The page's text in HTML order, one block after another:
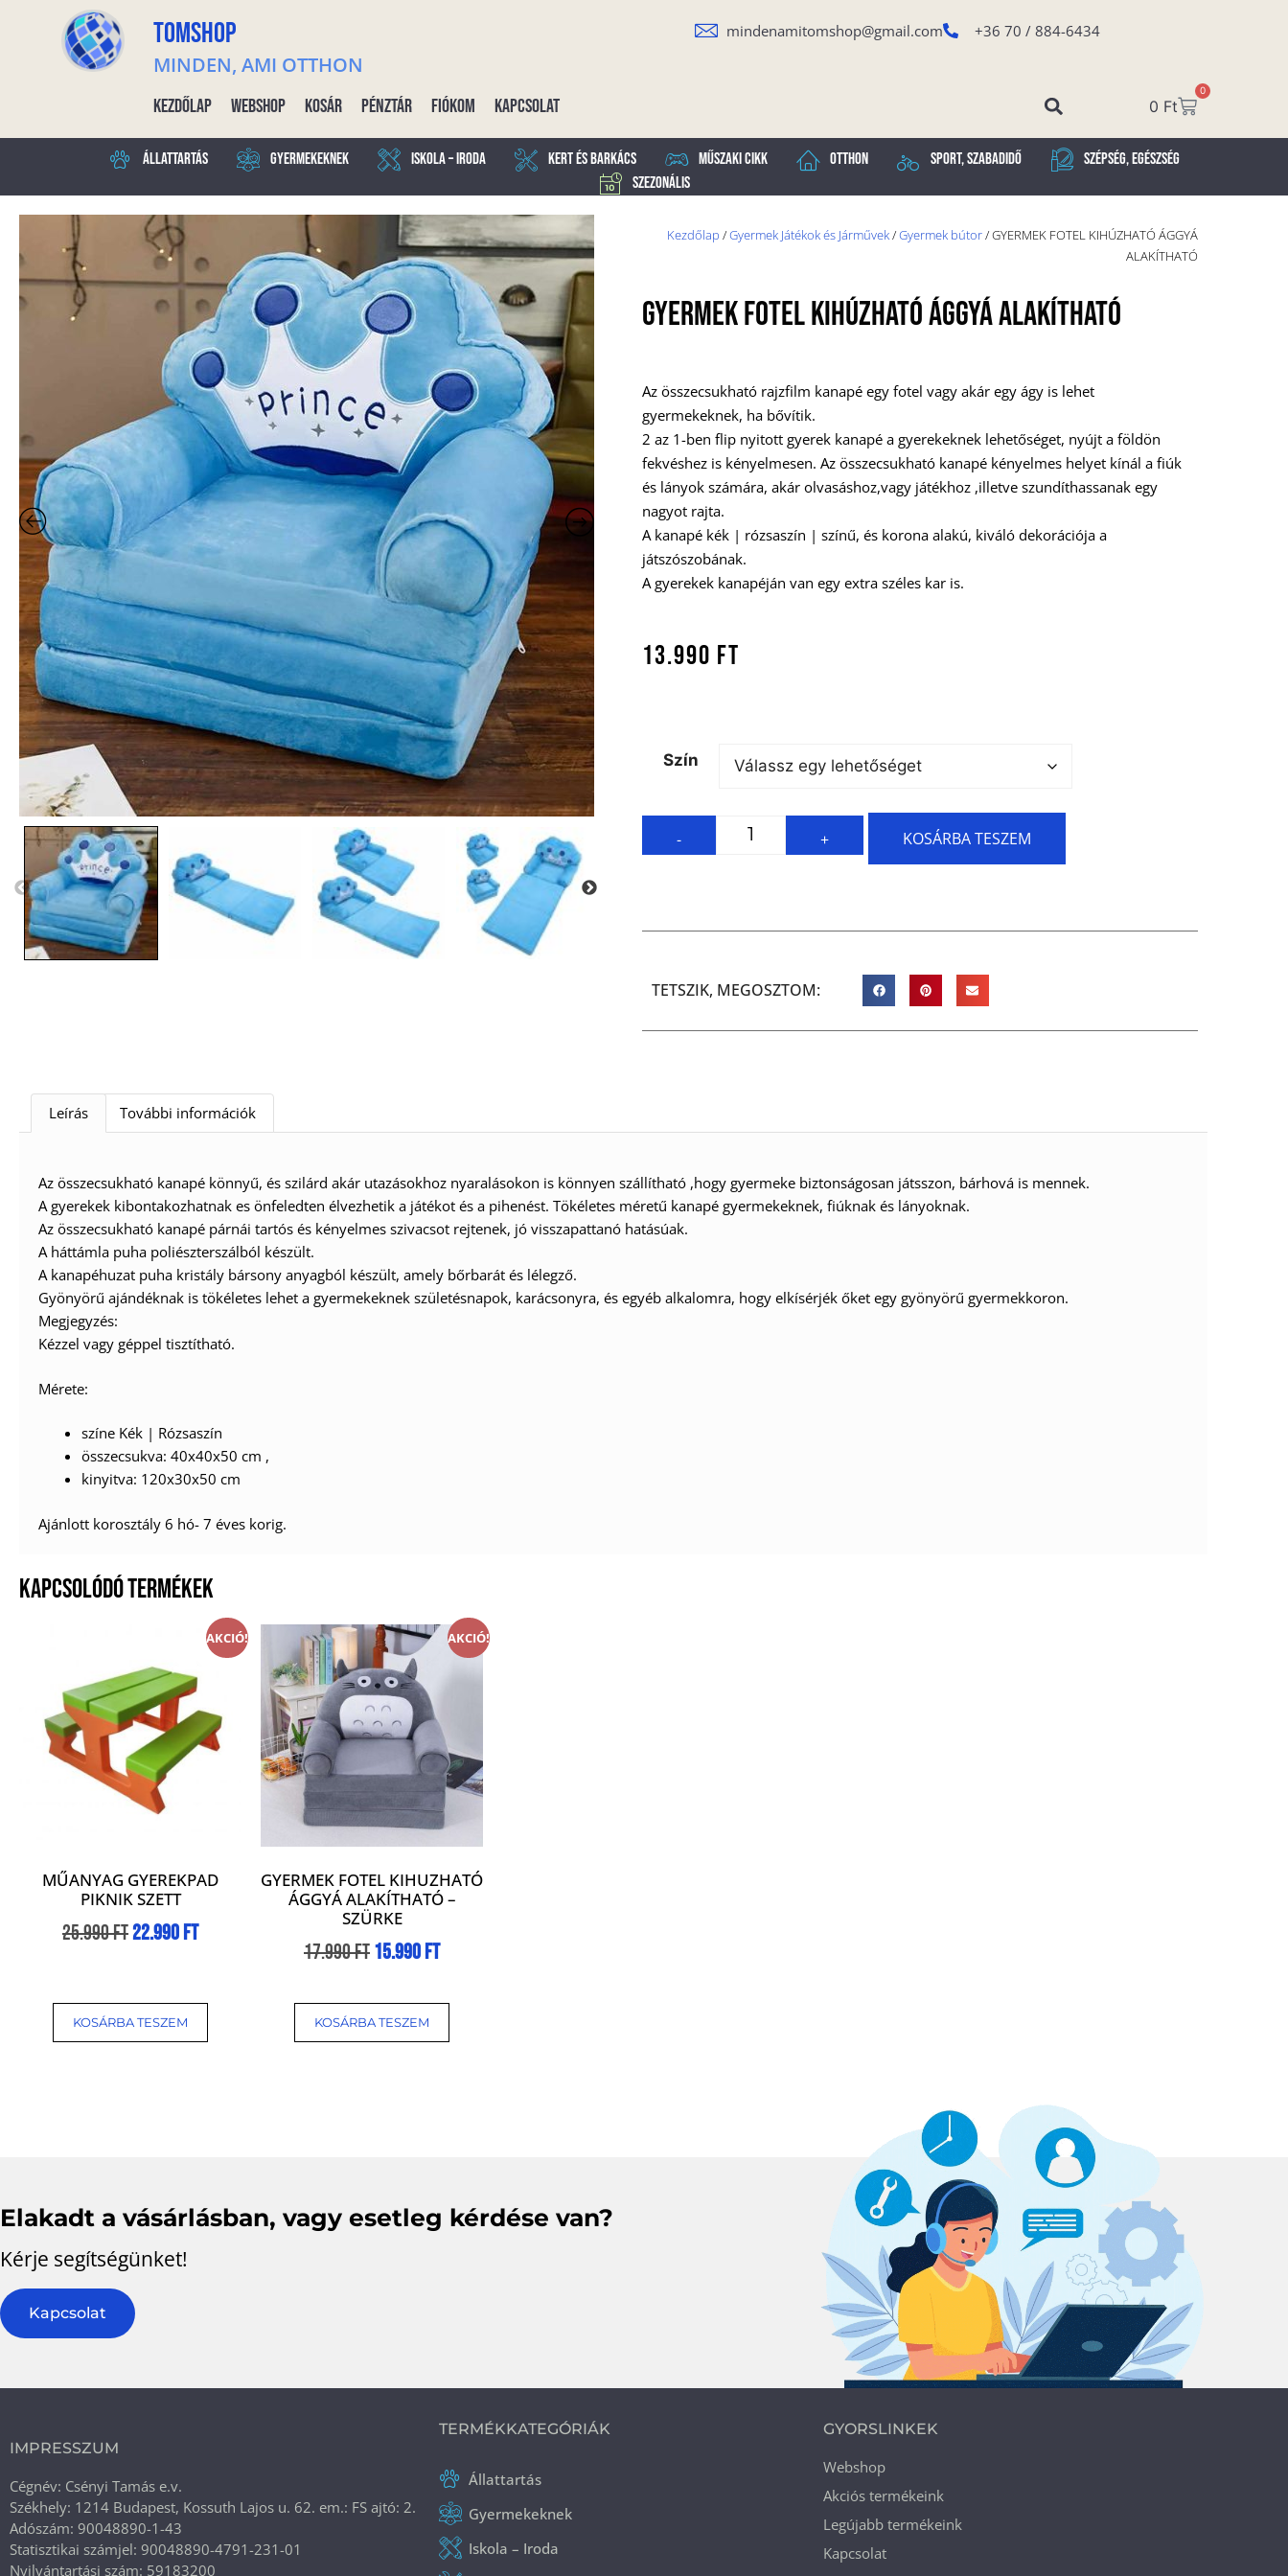
TOMSHOP
MINDEN, AMI OTTHON
mindenamitomshop@gmail.com +36 70 / 884-6434
Kezdőlap Webshop Kosár Pénztár Fiókom Kapcsolat 0 Ft
0
Állattartás Gyermekeknek Iskola – Iroda Kert és Barkács Műszaki cikk Otthon Sport, Szabadidő
Szépség, Egészség
Szezonális
Kezdőlap /Gyermek Játékok és Járművek/Gyermek bútor/ GYERMEK FOTEL KIHÚZHATÓ ÁGGYÁ
ALAKÍTHATÓ
GYERMEK FOTEL KIHÚZHATÓ ÁGGYÁ ALAKÍTHATÓ
Az összecsukható rajzfilm kanapé egy fotel vagy akár egy ágy is lehet
gyermekeknek, ha bővítik.
2 az 1-ben flip nyitott gyerek kanapé a gyerekeknek lehetőséget, nyújt a földön
fekvéshez is kényelmesen. Az összecsukható kanapé kényelmes helyet kínál a fiúk
és lányok számára, akár olvasáshoz,vagy játékhoz ,illetve szundíthassanak egy
nagyot rajta.
A kanapé kék | rózsaszín | színű, és korona alakú, kiváló dekorációja a
játszószobának.
A gyerekek kanapéján van egy extra széles kar is.
13.990 Ft
Szín
- + KOSÁRBA TESZEM
TETSZIK, MEGOSZTOM:
Leírás További információk
Az összecsukható kanapé könnyű, és szilárd akár utazásokhoz nyaralásokon is könnyen szállítható ,hogy gyermeke biztonságosan játsszon, bárhová is mennek.
A gyerekek kibontakozhatnak es önfeledten élvezhetik a játékot és a pihenést. Tökéletes méretű kanapé gyermekeknek, fiúknak és lányoknak.
Az összecsukható kanapé párnái tartós és kényelmes szivacsot rejtenek, jó visszapattanó hatásúak.
A háttámla puha poliészterszálból készült.
A kanapéhuzat puha kristály bársony anyagból készült, amely bőrbarát és lélegző.
Gyönyörű ajándéknak is tökéletes lehet a gyermekeknek születésnapok, karácsonyra, és egyéb alkalomra, hogy elkísérjék őket egy gyönyörű gyermekkoron.
Megjegyzés:
Kézzel vagy géppel tisztítható.
Mérete:
színe Kék | Rózsaszín
összecsukva: 40x40x50 cm ,
kinyitva: 120x30x50 cm
Ajánlott korosztály 6 hó- 7 éves korig.
KAPCSOLÓDÓ TERMÉKEK
AKCIÓ!
MŰANYAG GYEREKPAD
PIKNIK SZETT
25.990Ft22.990Ft
KOSÁRBA TESZEM
AKCIÓ!
GYERMEK FOTEL KIHUZHATÓ
ÁGGYÁ ALAKÍTHATÓ –
SZÜRKE
17.990Ft15.990Ft
KOSÁRBA TESZEM
Elakadt a vásárlásban, vagy esetleg kérdése van?
Kérje segítségünket!
Kapcsolat
IMPRESSZUM
Cégnév: Csényi Tamás e.v.
Székhely: 1214 Budapest, Kossuth Lajos u. 62. em.: FS ajtó: 2.
Adószám: 90048890-1-43
Statisztikai számjel: 90048890-4791-231-01
Nyilvántartási szám: 59183200
TERMÉKKATEGÓRIÁK
Állattartás
Gyermekeknek
Iskola – Iroda
GYORSLINKEK
Webshop
Akciós termékeink
Legújabb termékeink
Kapcsolat